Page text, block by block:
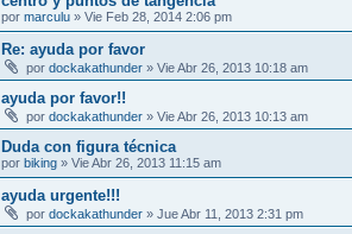
por marculu » Vie Feb 28, 2014 2:06 pm
Re: ayuda por favor
por dockakathunder » Vie Abr 26, 2013 10:18 am
ayuda por favor!!
por dockakathunder » Vie Abr 26, 2013 10:13 am
Duda con figura técnica
por biking » Vie Abr 26, 2013 11:15 am
ayuda urgente!!!
por dockakathunder » Jue Abr 11, 2013 2:31 pm